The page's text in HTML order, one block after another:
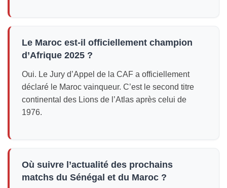
Le Maroc est-il officiellement champion
d’Afrique 2025 ?
Oui. Le Jury d’Appel de la CAF a officiellement
déclaré le Maroc vainqueur. C’est le second titre
continental des Lions de l’Atlas après celui de
1976.
Où suivre l’actualité des prochains
matchs du Sénégal et du Maroc ?